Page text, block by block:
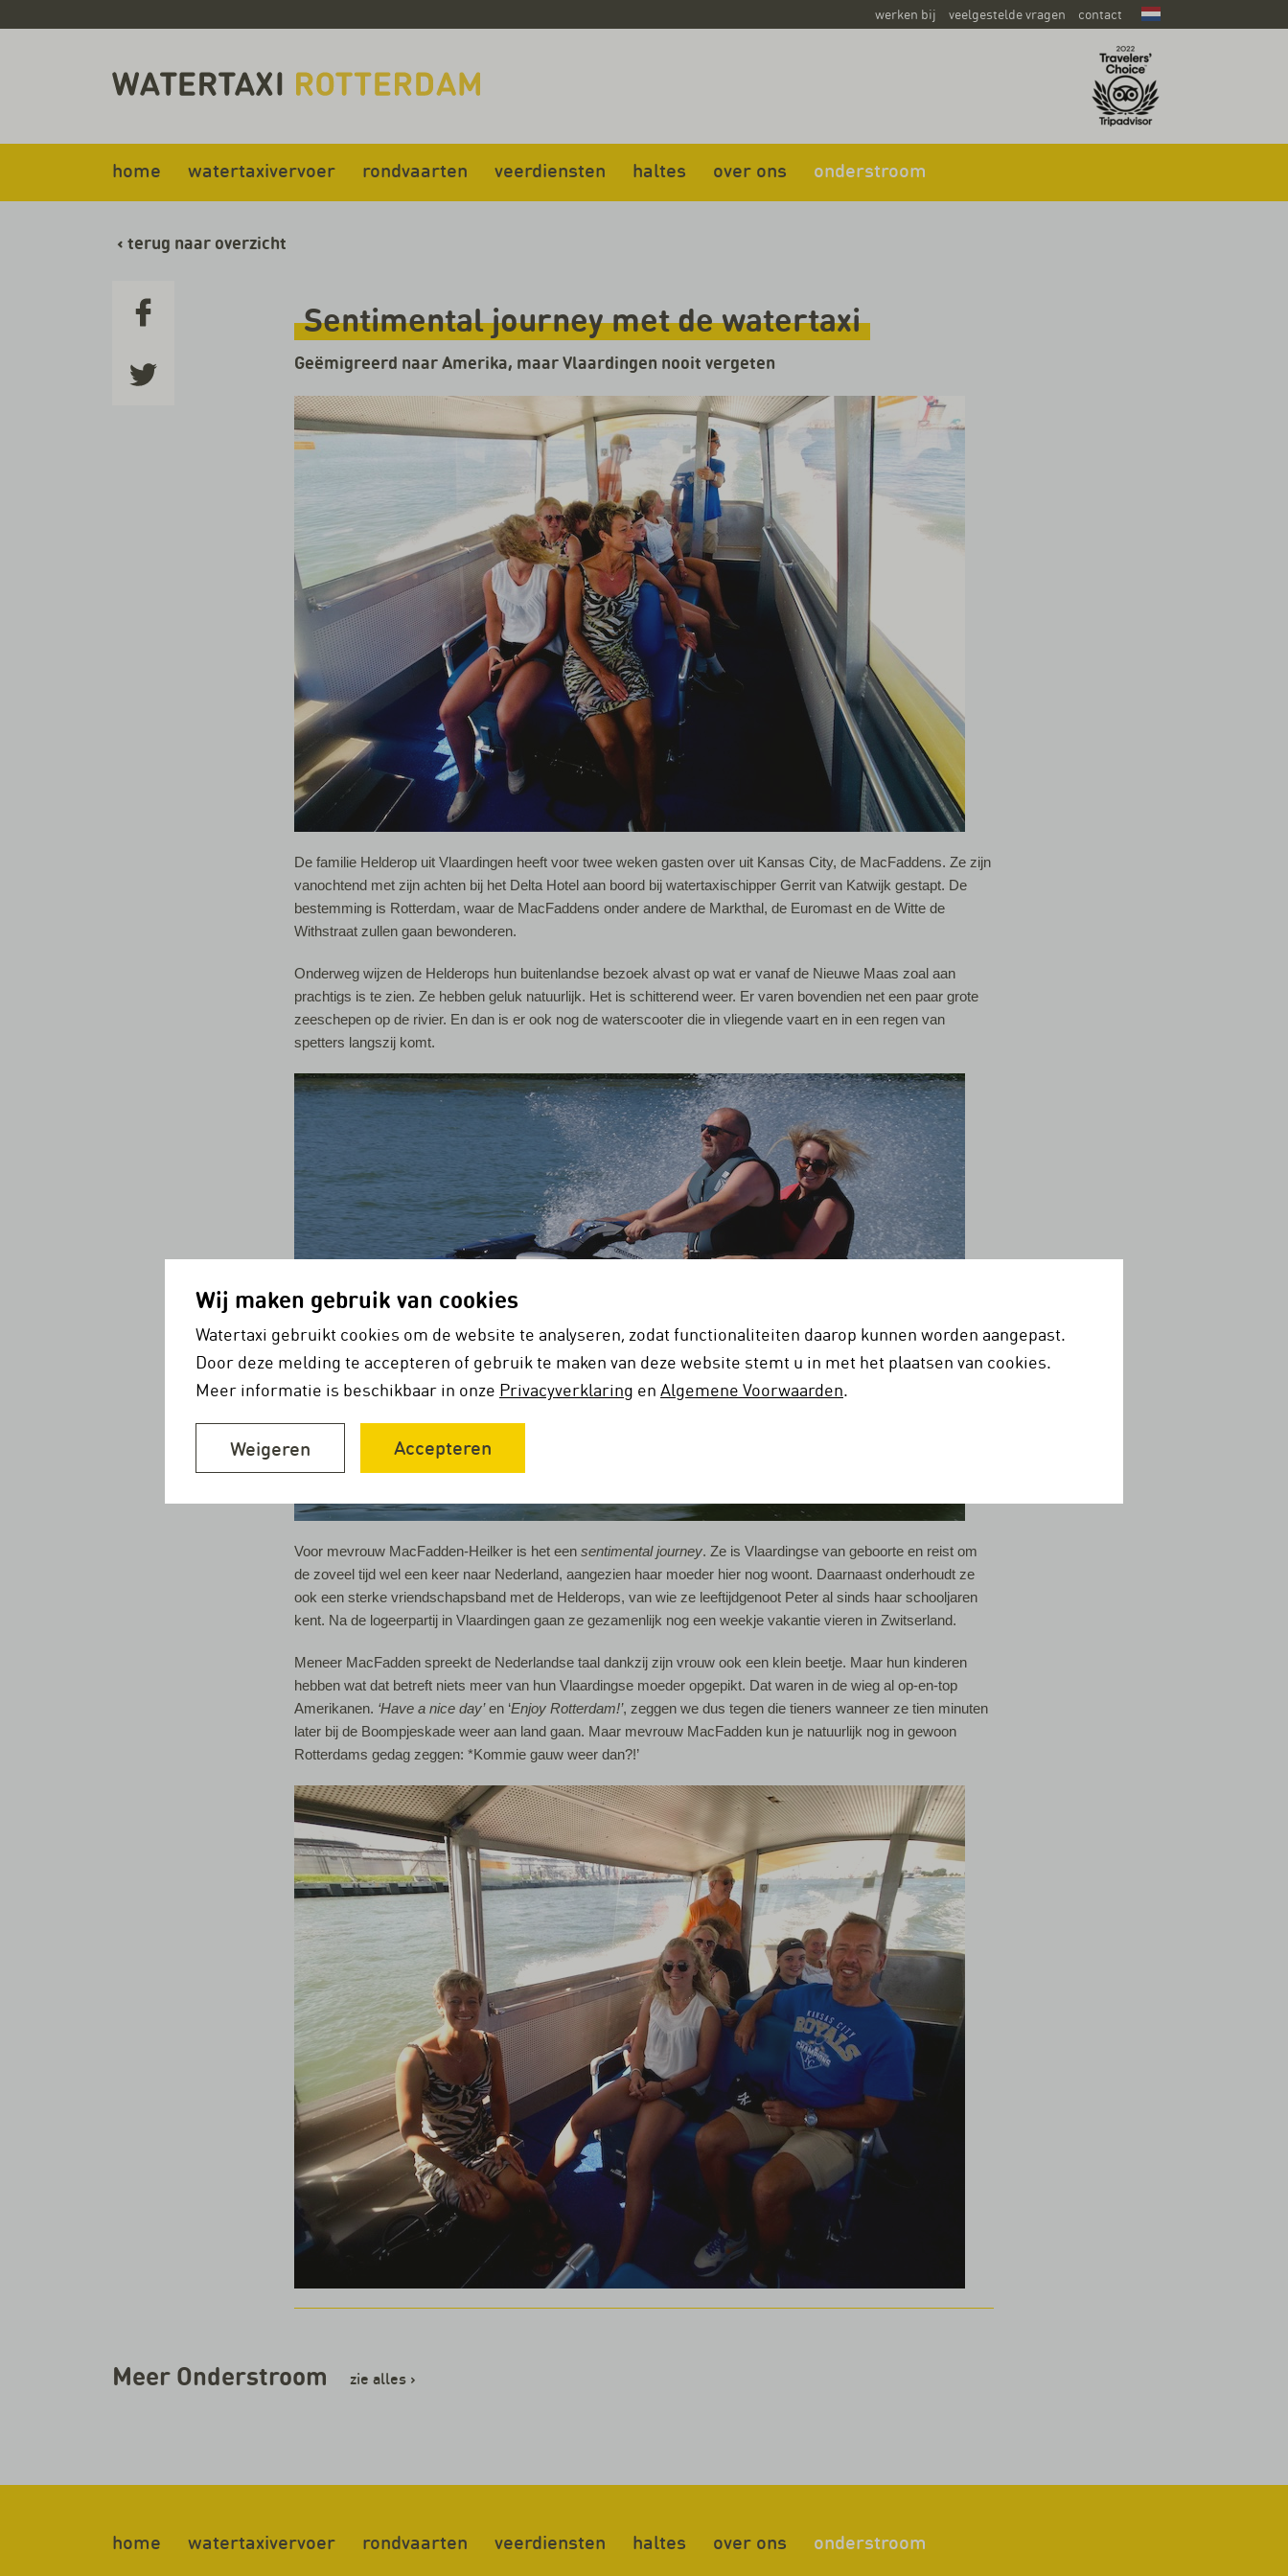
werken bij veelgestelde vragen contact
home watertaxivervoer rondvaarten veerdiensten haltes over ons onderstroom
‹ terug naar overzicht
Sentimental journey met de watertaxi
Geëmigreerd naar Amerika, maar Vlaardingen nooit vergeten
De familie Helderop uit Vlaardingen heeft voor twee weken gasten over uit Kansas City, de MacFaddens. Ze zijn
vanochtend met zijn achten bij het Delta Hotel aan boord bij watertaxischipper Gerrit van Katwijk gestapt. De
bestemming is Rotterdam, waar de MacFaddens onder andere de Markthal, de Euromast en de Witte de
Withstraat zullen gaan bewonderen.
Onderweg wijzen de Helderops hun buitenlandse bezoek alvast op wat er vanaf de Nieuwe Maas zoal aan
prachtigs is te zien. Ze hebben geluk natuurlijk. Het is schitterend weer. Er varen bovendien net een paar grote
zeeschepen op de rivier. En dan is er ook nog de waterscooter die in vliegende vaart en in een regen van
spetters langszij komt.
Voor mevrouw MacFadden-Heilker is het een sentimental journey. Ze is Vlaardingse van geboorte en reist om
de zoveel tijd wel een keer naar Nederland, aangezien haar moeder hier nog woont. Daarnaast onderhoudt ze
ook een sterke vriendschapsband met de Helderops, van wie ze leeftijdgenoot Peter al sinds haar schooljaren
kent. Na de logeerpartij in Vlaardingen gaan ze gezamenlijk nog een weekje vakantie vieren in Zwitserland.
Meneer MacFadden spreekt de Nederlandse taal dankzij zijn vrouw ook een klein beetje. Maar hun kinderen
hebben wat dat betreft niets meer van hun Vlaardingse moeder opgepikt. Dat waren in de wieg al op-en-top
Amerikanen. ‘Have a nice day’en ‘Enjoy Rotterdam!’, zeggen we dus tegen die tieners wanneer ze tien minuten
later bij de Boompjeskade weer aan land gaan. Maar mevrouw MacFadden kun je natuurlijk nog in gewoon
Rotterdams gedag zeggen: *Kommie gauw weer dan?!’
Meer Onderstroom zie alles ›
home watertaxivervoer rondvaarten veerdiensten haltes over ons onderstroom
Wij maken gebruik van cookies
Watertaxi gebruikt cookies om de website te analyseren, zodat functionaliteiten daarop kunnen worden aangepast.
Door deze melding te accepteren of gebruik te maken van deze website stemt u in met het plaatsen van cookies.
Meer informatie is beschikbaar in onze Privacyverklaring en Algemene Voorwaarden.
Weigeren Accepteren